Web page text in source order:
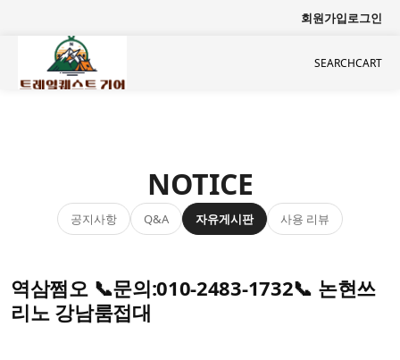
회원가입로그인
SEARCHCART
NOTICE
공지사항 Q&A 자유게시판 사용 리뷰
역삼쩜오 📞문의:010-2483-1732📞 논현쓰
리노 강남룸접대